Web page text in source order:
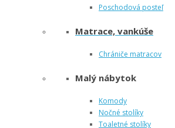
Poschodová posteľ
Matrace, vankúše
Chrániče matracov
Malý nábytok
Komody
Nočné stolíky
Toaletné stolíky